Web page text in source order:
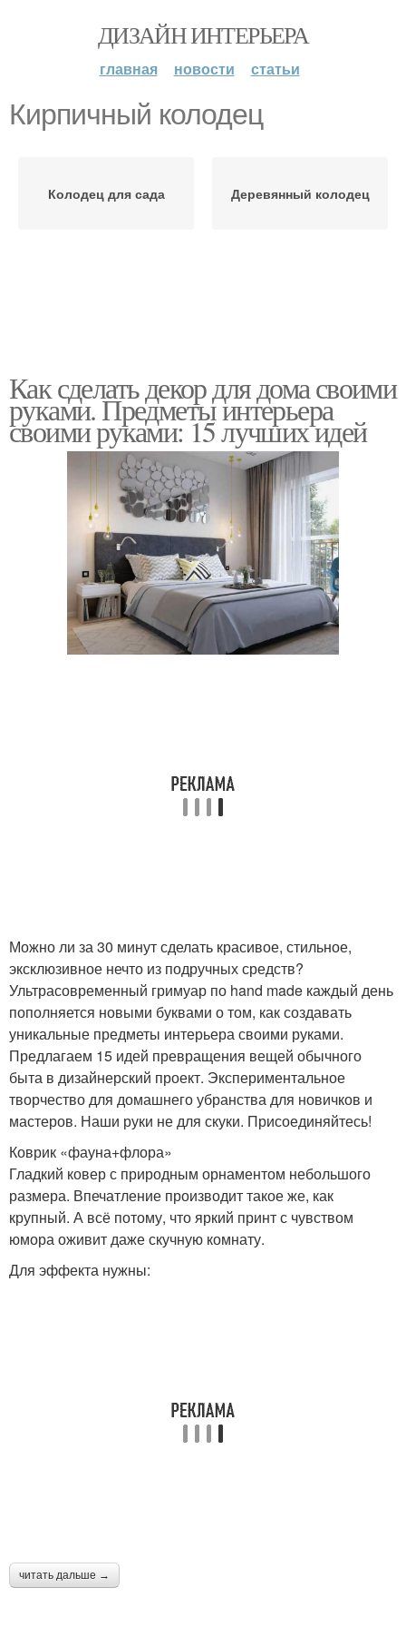
ДИЗАЙН ИНТЕРЬЕРА
главная новости статьи
Кирпичный колодец
Колодец для сада Деревянный колодец
Как сделать декор для дома своими
руками. Предметы интерьера
своими руками: 15 лучших идей
Можно ли за 30 минут сделать красивое, стильное,
эксклюзивное нечто из подручных средств?
Ультрасовременный гримуар по hand made каждый день
пополняется новыми буквами о том, как создавать
уникальные предметы интерьера своими руками.
Предлагаем 15 идей превращения вещей обычного
быта в дизайнерский проект. Экспериментальное
творчество для домашнего убранства для новичков и
мастеров. Наши руки не для скуки. Присоединяйтесь!
Коврик «фауна+флора»
Гладкий ковер с природным орнаментом небольшого
размера. Впечатление производит такое же, как
крупный. А всё потому, что яркий принт с чувством
юмора оживит даже скучную комнату.
Для эффекта нужны:
читать дальше →